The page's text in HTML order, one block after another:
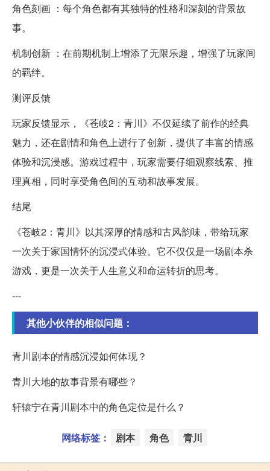
角色刻画 ：每个角色都有其独特的性格和深刻的背景故
事。
机制创新 ：在前期机制上增添了无限乐趣，增强了玩家间
的羁绊。
测评反馈
玩家反馈显示，《苍岐2：青川》不仅延续了前作的经典
魅力，还在剧情和角色上进行了创新，提供了丰富的情感
体验和沉浸感。游戏过程中，玩家需要仔细观察线索、推
理真相，同时享受角色间的互动和故事发展。
结尾
《苍岐2：青川》以其深厚的情感和古风韵味，带给玩家
一次关于家国情怀的沉浸式体验。它不仅仅是一场剧本杀
游戏，更是一次关于人生意义和命运转折的思考。
---
其他小伙伴的相似问题：
青川剧本的情感沉浸如何体现？
青川大地的故事背景有哪些？
轩辕宁在青川剧本中的角色定位是什么？
网络标签： 剧本 角色 青川